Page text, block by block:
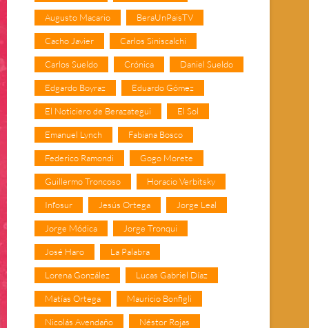
Augusto Macario BeraUnPaisTV
Cacho Javier Carlos Siniscalchi
Carlos Sueldo Crónica Daniel Sueldo
Edgardo Boyraz Eduardo Gómez
El Noticiero de Berazategui El Sol
Emanuel Lynch Fabiana Bosco
Federico Ramondi Gogo Morete
Guillermo Troncoso Horacio Verbitsky
Infosur Jesús Ortega Jorge Leal
Jorge Módica Jorge Tronqui
José Haro La Palabra
Lorena González Lucas Gabriel Díaz
Matías Ortega Mauricio Bonfigli
Nicolás Avendaño Néstor Rojas